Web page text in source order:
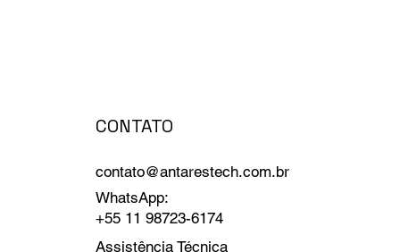
CONTATO
contato@antarestech.com.br
WhatsApp:
+55 11 98723-6174
Assistência Técnica